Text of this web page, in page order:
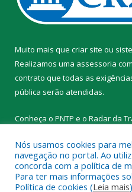
Muito mais que criar site ou
Realizamos uma assessoria
contrato que todas as
pública serão atendidas.
Conheça o PNTP e o Radar da
Todos os direitos reservados
Nós usamos cookies para
navegação no portal. Ao
concorda com a política de
Para ter mais informações
Política de cookies (Leia mais